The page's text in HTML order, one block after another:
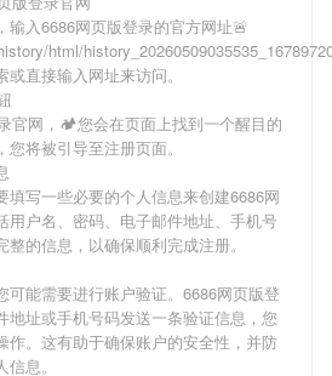
输入6686网页版登录的官方网址🚨
html/
直接输入网址来访问。
官网，🏕您会在页面上找到一个醒目的
将被引导至注册页面。
填写一些必要的个人信息来创建6686网
用户名、密码、电子邮件地址、手机号
的信息，以确保顺利完成注册。
能需要进行账户验证。 6686网页版登
地址或手机号码发送一条验证信息，您
作。这有助于确保账户的安全性，并防
息。